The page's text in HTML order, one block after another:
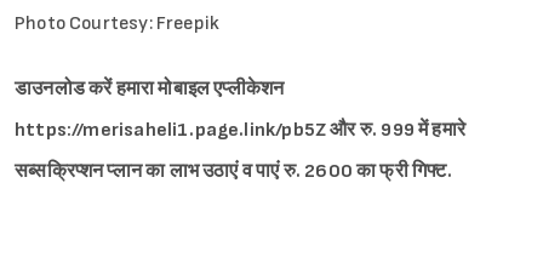
Photo Courtesy: Freepik
डाउनलोड करें हमारा मोबाइल एप्लीकेशन
https://merisaheli1.page.link/pb5Z और रु. 999 में हमारे
सब्सक्रिप्शन प्लान का लाभ उठाएं व पाएं रु. 2600 का फ्री गिफ्ट.